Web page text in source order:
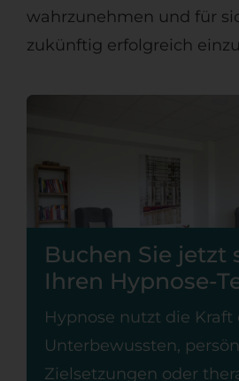
wahrzunehmen und für
zukünftig erfolgreich
Buchen Sie jetzt
Ihren Hypnose-
Hypnose nutzt die Kraft
Unterbewussten,
Zielsetzungen oder